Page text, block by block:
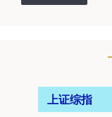
上证综指